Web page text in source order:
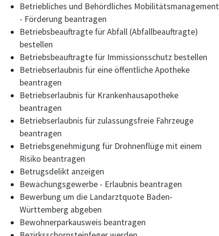
Betriebliches und Behördliches Mobilitätsmanagement
- Förderung beantragen
Betriebsbeauftragte für Abfall (Abfallbeauftragte)
bestellen
Betriebsbeauftragte für Immissionsschutz bestellen
Betriebserlaubnis für eine öffentliche Apotheke
beantragen
Betriebserlaubnis für Krankenhausapotheke
beantragen
Betriebserlaubnis für zulassungsfreie Fahrzeuge
beantragen
Betriebsgenehmigung für Drohnenflüge mit einem
Risiko beantragen
Betrugsdelikt anzeigen
Bewachungsgewerbe - Erlaubnis beantragen
Bewerbung um die Landarztquote Baden-
Württemberg abgeben
Bewohnerparkausweis beantragen